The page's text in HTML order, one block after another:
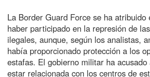
La Border Guard Force se ha atribuido
haber participado en la represión de
ilegales, aunque, según los analistas,
había proporcionado protección a los
estafas. El gobierno militar ha
estar relacionada con los centros de